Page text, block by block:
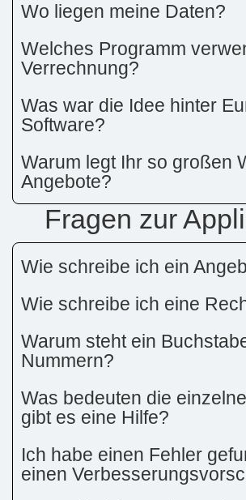
Wo liegen meine Daten?
Welches Programm
Verrechnung?
Was war die Idee hinter
Software?
Warum legt Ihr so großen
Angebote?
Fragen zur
Wie schreibe ich ein
Wie schreibe ich eine
Warum steht ein
Nummern?
Was bedeuten die
gibt es eine Hilfe?
Ich habe einen Fehler
einen